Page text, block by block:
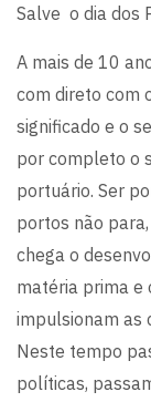
Salve o dia dos
A mais de 10
com direto com
significado e o
por completo o
portuário. Ser
portos não
chega o
matéria prima e
impulsionam as
Neste tempo
políticas,